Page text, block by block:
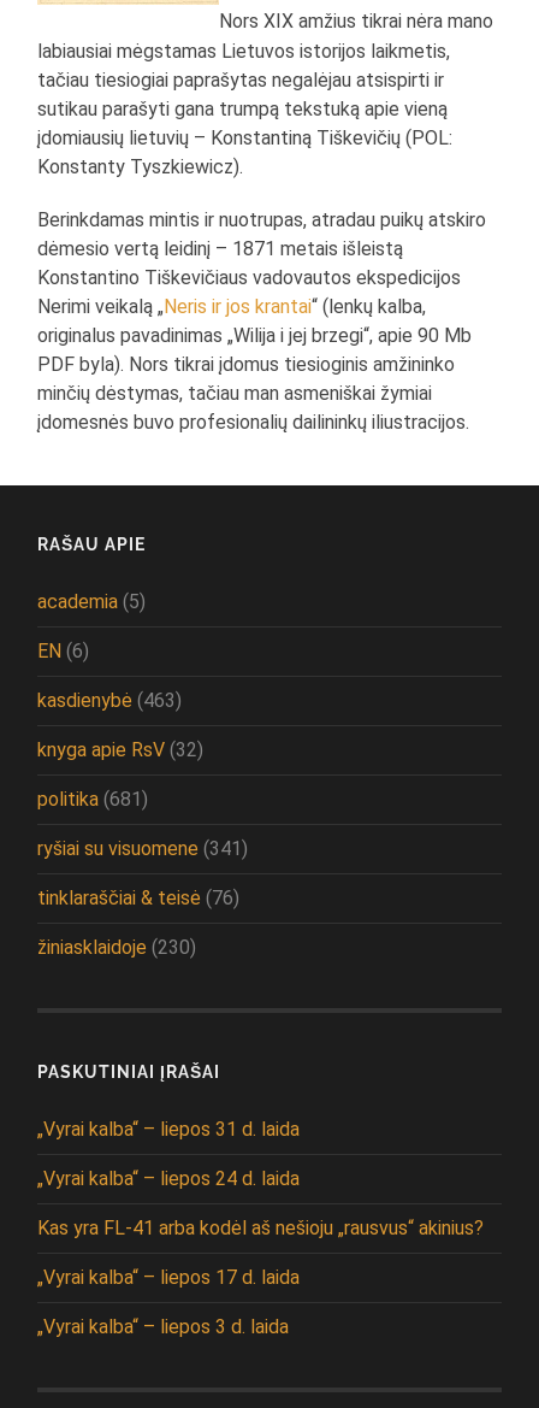
Nors XIX amžius tikrai nėra mano
labiausiai mėgstamas Lietuvos istorijos laikmetis,
tačiau tiesiogiai paprašytas negalėjau atsispirti ir
sutikau parašyti gana trumpą tekstuką apie vieną
įdomiausių lietuvių – Konstantiną Tiškevičių (POL:
Konstanty Tyszkiewicz).
Berinkdamas mintis ir nuotrupas, atradau puikų atskiro
dėmesio vertą leidinį – 1871 metais išleistą
Konstantino Tiškevičiaus vadovautos ekspedicijos
Nerimi veikalą „Neris ir jos krantai“ (lenkų kalba,
originalus pavadinimas „Wilija i jej brzegi“, apie 90 Mb
PDF byla). Nors tikrai įdomus tiesioginis amžininko
minčių dėstymas, tačiau man asmeniškai žymiai
įdomesnės buvo profesionalių dailininkų iliustracijos.
RAŠAU APIE
academia (5)
EN (6)
kasdienybė (463)
knyga apie RsV (32)
politika (681)
ryšiai su visuomene (341)
tinklaraščiai & teisė (76)
žiniasklaidoje (230)
PASKUTINIAI ĮRAŠAI
„Vyrai kalba“ – liepos 31 d. laida
„Vyrai kalba“ – liepos 24 d. laida
Kas yra FL-41 arba kodėl aš nešioju „rausvus“ akinius?
„Vyrai kalba“ – liepos 17 d. laida
„Vyrai kalba“ – liepos 3 d. laida